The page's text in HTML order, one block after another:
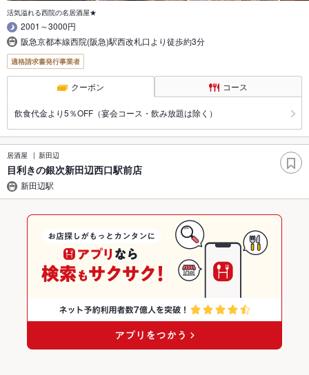
活気溢れる西院の名居酒屋★
2001～3000円
阪急京都本線西院(阪急)駅西改札口より徒歩約3分
適格請求書発行事業者
クーポン コース
飲食代金より5％OFF（宴会コース・飲み放題は除く）
居酒屋 新田辺
目利きの銀次新田辺西口駅前店
新田辺駅